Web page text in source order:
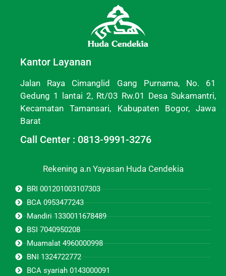
Kantor Layanan
Jalan Raya Cimanglid Gang Purnama, No. 61
Gedung 1 lantai 2, Rt/03 Rw.01 Desa Sukamantri,
Kecamatan Tamansari, Kabupaten Bogor, Jawa
Barat
Call Center : 0813-9991-3276
Rekening a.n Yayasan Huda Cendekia
BRI 001201003107303
BCA 0953477243
Mandiri 1330011678489
BSI 7040950208
Muamalat 4960000998
BNI 1324722772
BCA syariah 0143000091